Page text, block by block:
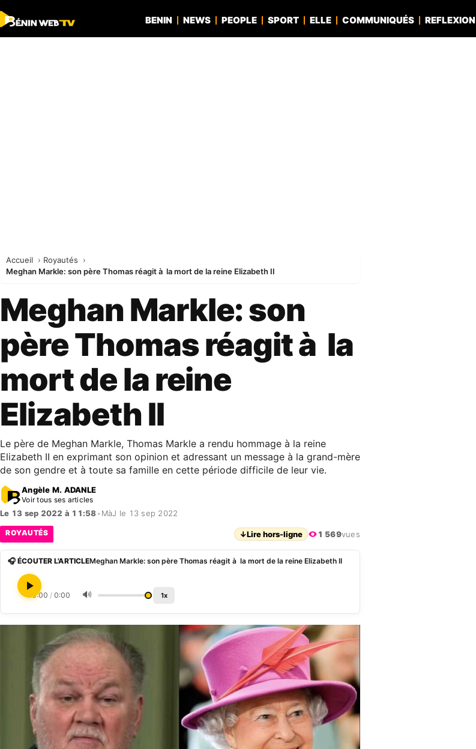
BENIN NEWS PEOPLE SPORT ELLE COMMUNIQUÉS REFLEXION
Accueil
Royautés
Meghan Markle: son père Thomas réagit à la mort de la reine Elizabeth II
Meghan Markle: son
père Thomas réagit à la
mort de la reine
Elizabeth II
Le père de Meghan Markle, Thomas Markle a rendu hommage à la reine
Elizabeth II en exprimant son opinion et adressant un message à la grand-mère
de son gendre et à toute sa famille en cette période difficile de leur vie.
Angèle M. ADANLE
Voir tous ses articles
Le 13 sep 2022 à 11:58• MàJ le 13 sep 2022
ROYAUTÉS ↓Lire hors-ligne 1 569vues
🎧 ÉCOUTER L'ARTICLEMeghan Markle: son père Thomas réagit à la mort de la reine Elizabeth II
0:00 / 0:00 🔊 1x